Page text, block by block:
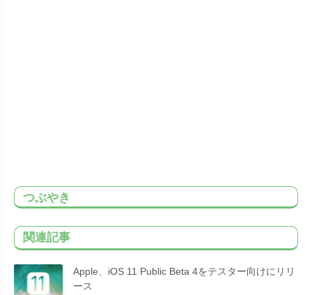
つぶやき
関連記事
Apple、iOS 11 Public Beta 4をテスター向けにリリ
ース